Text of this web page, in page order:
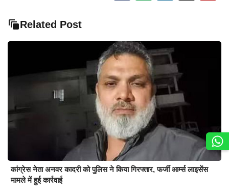
Related Post
कांग्रेस नेता अनवर कादरी को पुलिस ने किया गिरफ्तार, फर्जी आर्म्स लाइसेंस
मामले में हुई कार्रवाई